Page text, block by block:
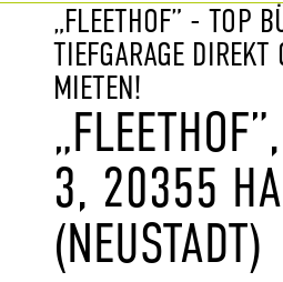
„FLEETHOF” - TOP
TIEFGARAGE
MIETEN!
3, 20355
(NEUSTADT)